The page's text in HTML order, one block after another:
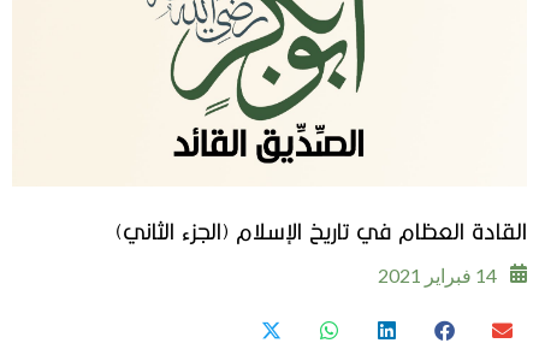
القادة العظام في تاريخ الإسلام (الجزء الثاني)
14 فبراير 2021